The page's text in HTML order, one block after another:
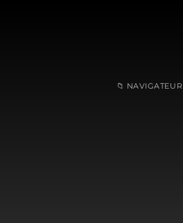
📁 NAVIGATEUR